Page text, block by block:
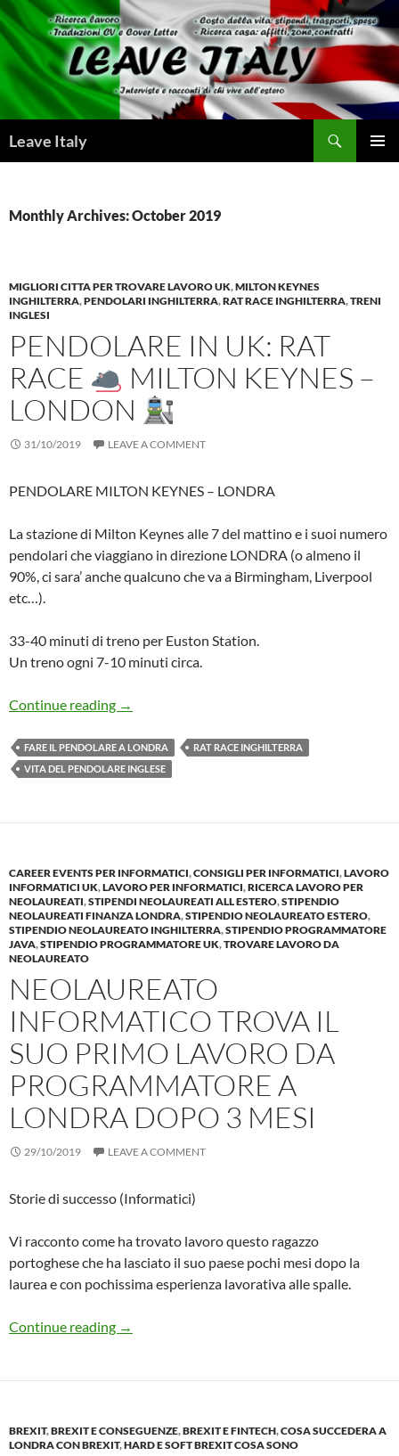
Skip
to
content
Leave Italy
Monthly Archives: October 2019
MIGLIORI CITTA PER TROVARE LAVORO UK,MILTON KEYNES
INGHILTERRA,PENDOLARI INGHILTERRA,RAT RACE INGHILTERRA,TRENI
INGLESI
PENDOLARE IN UK: RAT
RACE
MILTON KEYNES –
LONDON
31/10/2019 LEAVE A COMMENT
PENDOLARE MILTON KEYNES – LONDRA
La stazione di Milton Keynes alle 7 del mattino e i suoi numero
pendolari che viaggiano in direzione LONDRA (o almeno il
90%, ci sara’ anche qualcuno che va a Birmingham, Liverpool
etc…).
33-40 minuti di treno per Euston Station.
Un treno ogni 7-10 minuti circa.
Continue reading Pendolare in UK: Rat Race
→
FARE IL PENDOLARE A LONDRA
RAT RACE INGHILTERRA
VITA DEL PENDOLARE INGLESE
CAREER EVENTS PER INFORMATICI,CONSIGLI PER INFORMATICI,LAVORO
INFORMATICI UK,LAVORO PER INFORMATICI,RICERCA LAVORO PER
NEOLAUREATI,STIPENDI NEOLAUREATI ALL ESTERO,STIPENDIO
NEOLAUREATI FINANZA LONDRA,STIPENDIO NEOLAUREATO ESTERO,
STIPENDIO NEOLAUREATO INGHILTERRA,STIPENDIO PROGRAMMATORE
JAVA,STIPENDIO PROGRAMMATORE UK,TROVARE LAVORO DA
NEOLAUREATO
NEOLAUREATO
INFORMATICO TROVA IL
SUO PRIMO LAVORO DA
PROGRAMMATORE A
LONDRA DOPO 3 MESI
29/10/2019 LEAVE A COMMENT
Storie di successo (Informatici)
Vi racconto come ha trovato lavoro questo ragazzo
portoghese che ha lasciato il suo paese pochi mesi dopo la
laurea e con pochissima esperienza lavorativa alle spalle.
Continue reading Neolaureato informatico trova il suo PRIMO
→
BREXIT,BREXIT E CONSEGUENZE,BREXIT E FINTECH,COSA SUCCEDERA A
LONDRA CON BREXIT,HARD E SOFT BREXIT COSA SONO